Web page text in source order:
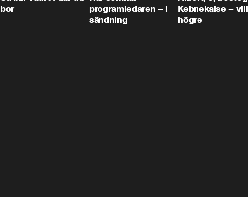
bor
programledaren – i
sändning
Kebnekaise – vill
högre